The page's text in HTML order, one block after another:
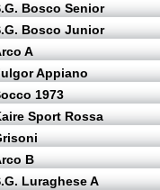
Bosco Senior
Bosco Junior
A
Appiano
1973
Sport Rossa
B
Luraghese A